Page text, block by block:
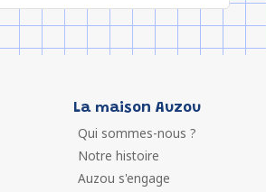
La maison Auzou
Qui sommes-nous ?
Notre histoire
Auzou s'engage